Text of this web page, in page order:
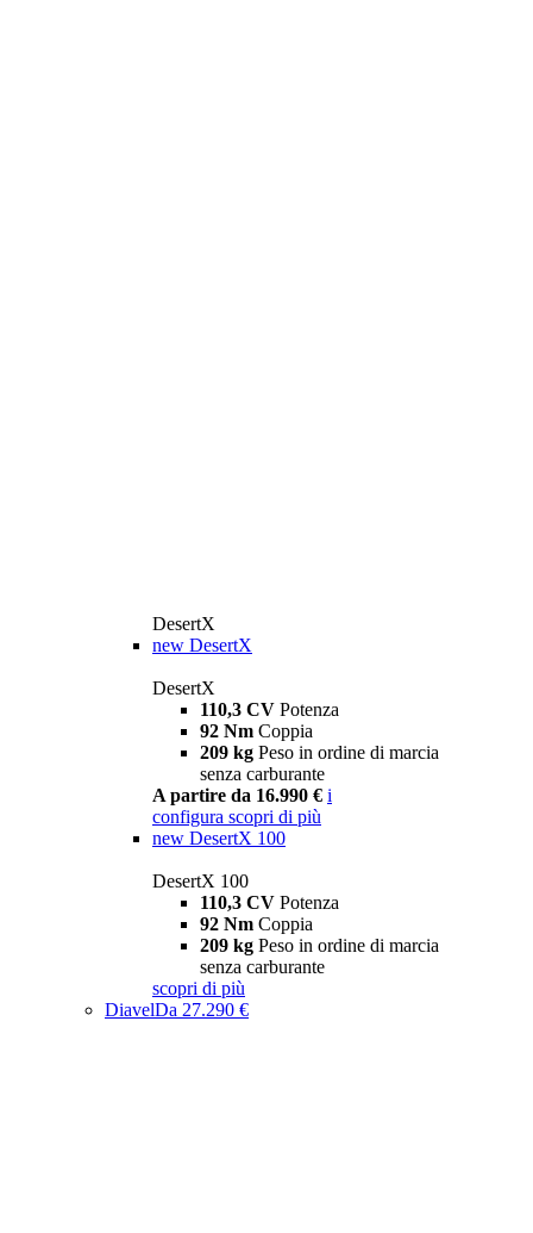
DesertX
new DesertX
DesertX
110,3 CV Potenza
92 Nm Coppia
209 kg Peso in ordine di marcia
senza carburante
A partire da 16.990 € i
configura scopri di più
new DesertX 100
DesertX 100
110,3 CV Potenza
92 Nm Coppia
209 kg Peso in ordine di marcia
senza carburante
scopri di più
DiavelDa 27.290 €